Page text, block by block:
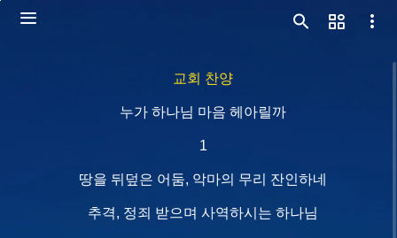
교회 찬양
누가 하나님 마음 헤아릴까
1
땅을 뒤덮은 어둠, 악마의 무리 잔인하네
추격, 정죄 받으며 사역하시는 하나님